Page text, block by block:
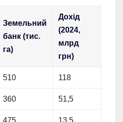
Земельний
банк (тис.
га)
Дохід
(2024,
млрд
грн)
510 118
360 51,5